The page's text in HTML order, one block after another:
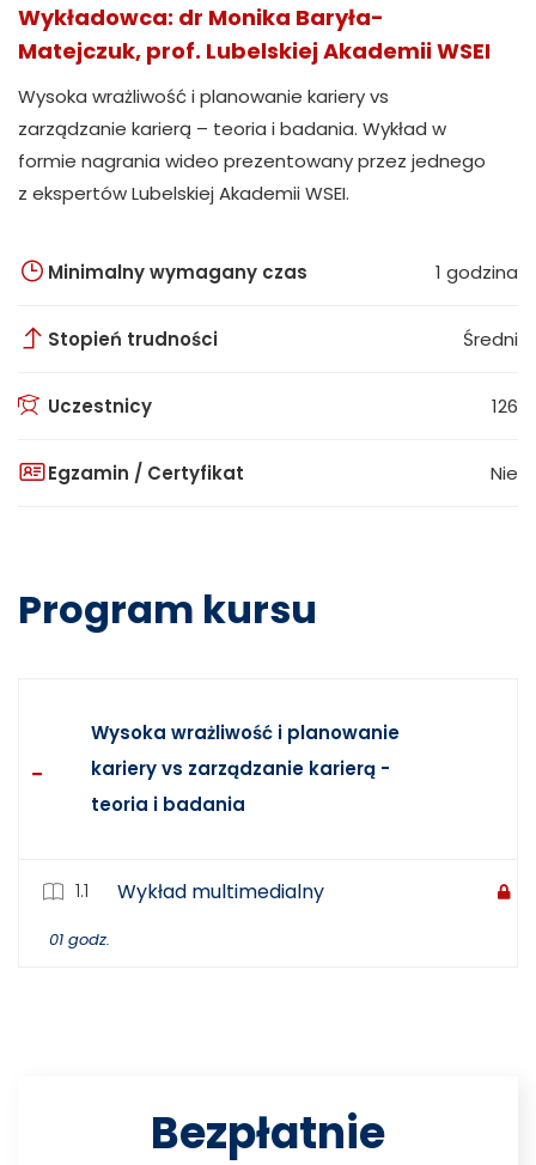
Wykładowca: dr Monika Baryła-
Matejczuk, prof. Lubelskiej Akademii WSEI
Wysoka wrażliwość i planowanie kariery vs
zarządzanie karierą – teoria i badania. Wykład w
formie nagrania wideo prezentowany przez jednego
z ekspertów Lubelskiej Akademii WSEI.
Minimalny wymagany czas 1 godzina
Stopień trudności Średni
Uczestnicy 126
Egzamin / Certyfikat Nie
Program kursu
Wysoka wrażliwość i planowanie
kariery vs zarządzanie karierą -
teoria i badania
1.1 Wykład multimedialny
01 godz.
Bezpłatnie